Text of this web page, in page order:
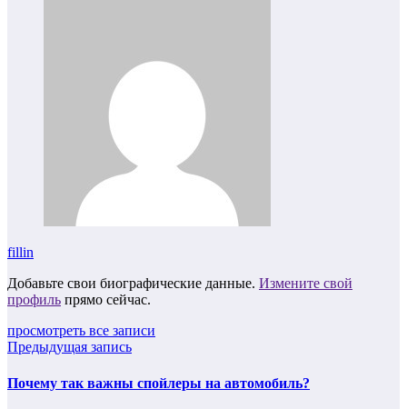
fillin
Добавьте свои биографические данные. Измените свой
профиль прямо сейчас.
просмотреть все записи
Предыдущая запись
Почему так важны спойлеры на автомобиль?